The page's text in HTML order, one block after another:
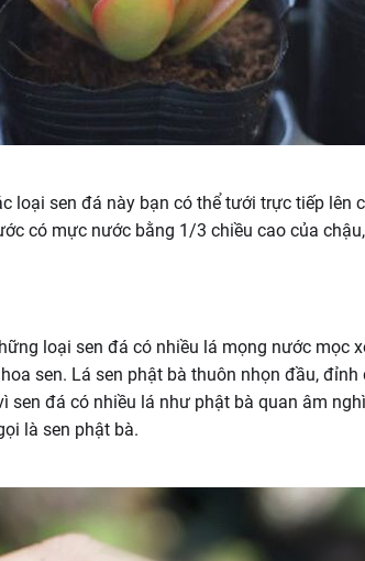
loại sen đá này bạn có thể tưới trực tiếp lên
có mực nước bằng 1/3 chiều cao của
loại sen đá có nhiều lá mọng nước mọc
sen. Lá sen phật bà thuôn nhọn đầu,
sen đá có nhiều lá như phật bà quan âm
là sen phật bà.